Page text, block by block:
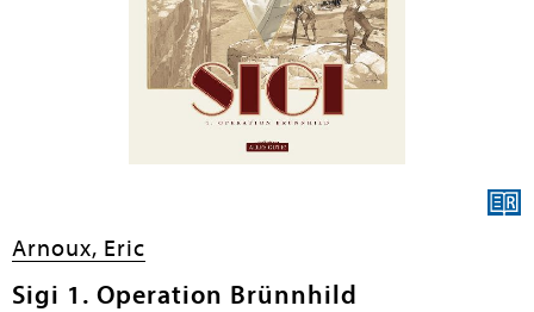
Arnoux, Eric
Sigi 1. Operation Brünnhild